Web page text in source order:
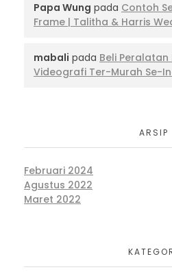
Papa Wung pada Contoh
Frame | Talitha & Harris
mabali pada Beli
Videografi Ter-Murah Se-
ARSIP
Februari 2024
Agustus 2022
Maret 2022